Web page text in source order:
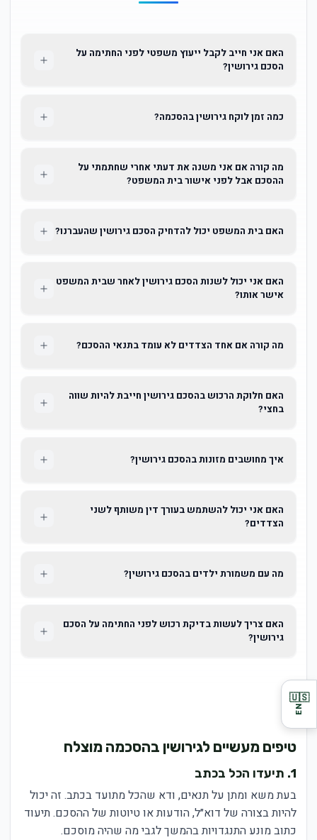
האם אני חייב לקבל ייעוץ משפטי לפני החתימה על
הסכם גירושין?
כמה זמן לוקח גירושין בהסכמה?
מה קורה אם אני משנה את דעתי אחרי שחתמתי על
ההסכם אבל לפני אישור בית המשפט?
האם בית המשפט יכול להדחיק הסכם גירושין שהעברנו?
האם אני יכול לשנות הסכם גירושין לאחר שבית המשפט
אישר אותו?
מה קורה אם אחד הצדדים לא עומד בתנאי ההסכם?
האם חלוקת הרכוש בהסכם גירושין חייבת להיות שווה
בחצי?
איך מחושבים מזונות בהסכם גירושין?
האם אני יכול להשתמש בעורך דין משותף לשני
הצדדים?
מה עם משמורת ילדים בהסכם גירושין?
האם צריך לעשות בדיקת רכוש לפני החתימה על הסכם
גירושין?
טיפים מעשיים לגירושין בהסכמה מוצלח
1. תיעדו הכל בכתב
בעת משא ומתן על תנאים, ודא שהכל מתועד בכתב. זה יכול
להיות בצורה של דוא״ל, הודעות או טיוטות של ההסכם. תיעוד
כתוב מונע התנגדויות בהמשך לגבי מה שהיה מוסכם.
🇺🇸
EN